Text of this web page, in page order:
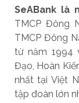
SeABank là
TMCP Đông
TMCP Đông
từ năm 1994
Đạo, Hoàn
nhất tại Việt
tập đoàn lớn